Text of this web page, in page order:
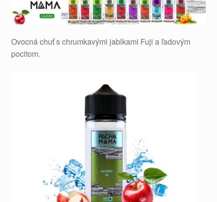
Ovocná chuť s chrumkavými jablkami Fuji a ľadovým
pocitom.